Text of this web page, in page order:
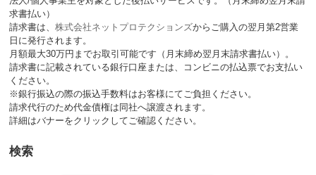
求書払い）
請求書は、 株式会社ネットプロテクションズからご購入の翌月第2営業
日に発行されます。
月額最大30万円までお取引可能です（月末締め翌月末請求書払い）。
請求書に記載されている銀行口座または、コンビニの払込票でお支払い
ください。
※銀行振込の際の振込手数料はお客様にてご負担ください。
請求代行のため代金債権は同社へ譲渡されます。
詳細はバナーをクリックしてご確認ください。
検索